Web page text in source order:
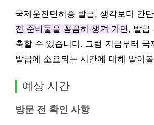
국제운전면허증 발급, 생각보다 간
전 준비물을 꼼꼼히 챙겨 가면 , 발급
축할 수 있습니다. 그럼 지금부터 국
발급에 소요되는 시간에 대해 알아
예상 시간
방문 전 확인 사항